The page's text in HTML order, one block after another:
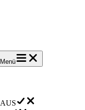
Menü
AUS